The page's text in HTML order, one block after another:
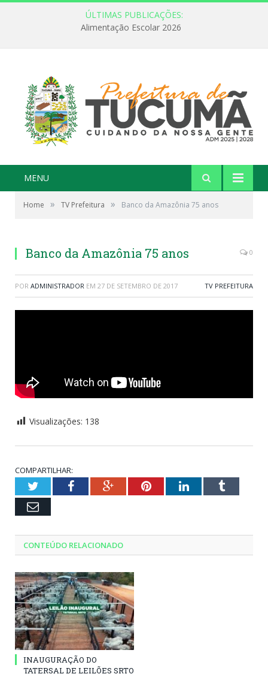
ÚLTIMAS PUBLICAÇÕES:
Alimentação Escolar 2026
MENU
Home » TV Prefeitura » Banco da Amazônia 75 anos
Banco da Amazônia 75 anos 0
POR ADMINISTRADOR EM 27 DE SETEMBRO DE 2017 TV PREFEITURA
Visualizações: 138
COMPARTILHAR:
TwitterFacebookGoogle+PinterestLinkedInTumblr
Email
CONTEÚDO RELACIONADO
INAUGURAÇÃO DO
TATERSAL DE LEILÕES SRTO